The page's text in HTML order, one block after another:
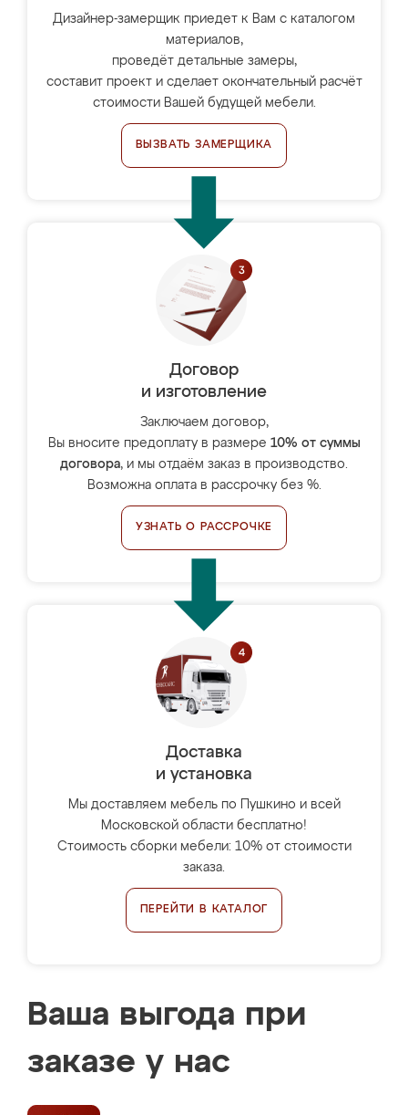
Дизайнер-замерщик приедет к Вам с каталогом
материалов,
проведёт детальные замеры,
составит проект и сделает окончательный расчёт
стоимости Вашей будущей мебели.
ВЫЗВАТЬ ЗАМЕРЩИКА
Договор
и изготовление
Заключаем договор,
Вы вносите предоплату в размере 10% от суммы
договора, и мы отдаём заказ в производство.
Возможна оплата в рассрочку без %.
УЗНАТЬ О РАССРОЧКЕ
Доставка
и установка
Мы доставляем мебель по Пушкино и всей
Московской области бесплатно!
Стоимость сборки мебели: 10% от стоимости
заказа.
ПЕРЕЙТИ В КАТАЛОГ
Ваша выгода при
заказе у нас